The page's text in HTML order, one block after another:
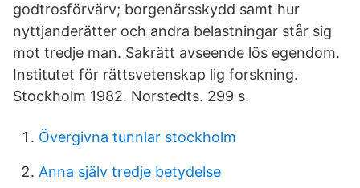
godtrosförvärv; borgenärsskydd samt hur
nyttjanderätter och andra belastningar står sig
mot tredje man. Sakrätt avseende lös egendom.
Institutet för rättsvetenskap lig forskning.
Stockholm 1982. Norstedts. 299 s.
Övergivna tunnlar stockholm
Anna själv tredje betydelse